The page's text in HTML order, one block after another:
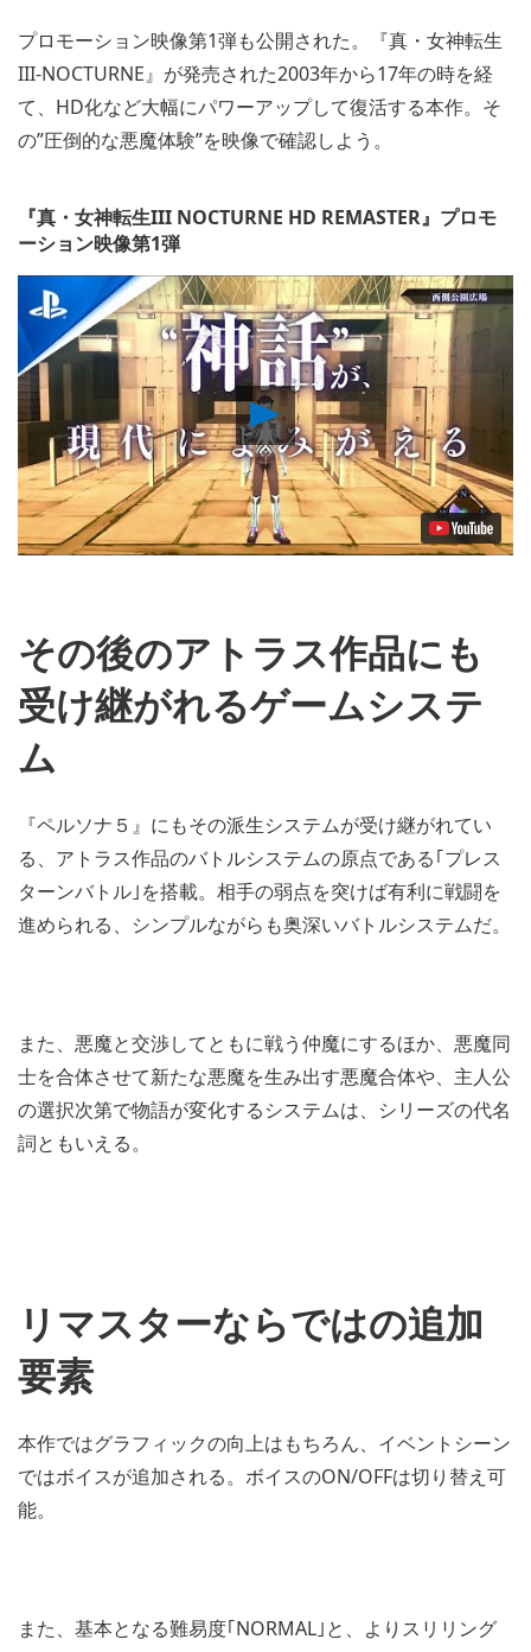
プロモーション映像第1弾も公開された。『真・女神転生
III-NOCTURNE』が発売された2003年から17年の時を経
て、HD化など大幅にパワーアップして復活する本作。そ
の”圧倒的な悪魔体験”を映像で確認しよう。
『真・女神転生III NOCTURNE HD REMASTER』プロモ
ーション映像第1弾
Play
Video
その後のアトラス作品にも
受け継がれるゲームシステ
ム
『ペルソナ５』にもその派生システムが受け継がれてい
る、アトラス作品のバトルシステムの原点である｢プレス
ターンバトル｣を搭載。相手の弱点を突けば有利に戦闘を
進められる、シンプルながらも奥深いバトルシステムだ。
また、悪魔と交渉してともに戦う仲魔にするほか、悪魔同
士を合体させて新たな悪魔を生み出す悪魔合体や、主人公
の選択次第で物語が変化するシステムは、シリーズの代名
詞ともいえる。
リマスターならではの追加
要素
本作ではグラフィックの向上はもちろん、イベントシーン
ではボイスが追加される。ボイスのON/OFFは切り替え可
能。
また、基本となる難易度｢NORMAL｣と、よりスリリング